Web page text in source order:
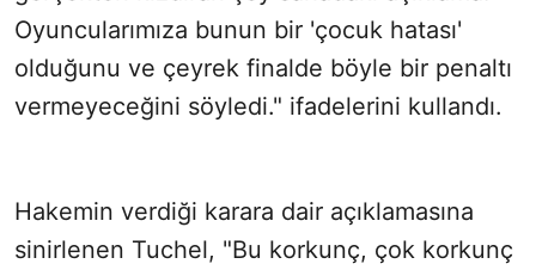
Oyuncularımıza bunun bir 'çocuk hatası'
olduğunu ve çeyrek finalde böyle bir penaltı
vermeyeceğini söyledi." ifadelerini kullandı.
Hakemin verdiği karara dair açıklamasına
sinirlenen Tuchel, "Bu korkunç, çok korkunç